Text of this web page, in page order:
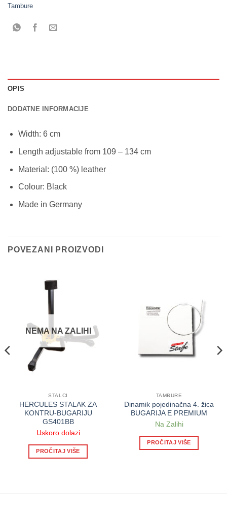
Tambure
OPIS
DODATNE INFORMACIJE
Width: 6 cm
Length adjustable from 109 – 134 cm
Material: (100 %) leather
Colour: Black
Made in Germany
POVEZANI PROIZVODI
NEMA NA ZALIHI
STALCI
HERCULES STALAK ZA
KONTRU-BUGARIJU
GS401BB
Uskoro dolazi
PROČITAJ VIŠE
TAMBURE
Dinamik pojedinačna 4. žica
BUGARIJA E PREMIUM
Na Zalihi
PROČITAJ VIŠE